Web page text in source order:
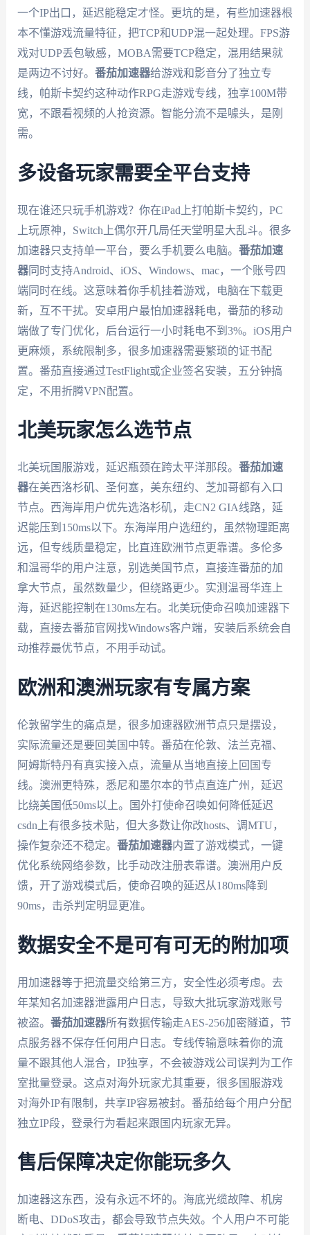
一个IP出口，延迟能稳定才怪。更坑的是，有些加速器根
本不懂游戏流量特征，把TCP和UDP混一起处理。FPS游
戏对UDP丢包敏感，MOBA需要TCP稳定，混用结果就
是两边不讨好。 番茄加速器给游戏和影音分了独立专
线，帕斯卡契约这种动作RPG走游戏专线，独享100M带
宽，不跟看视频的人抢资源。智能分流不是噱头，是刚
需。
多设备玩家需要全平台支持
现在谁还只玩手机游戏？你在iPad上打帕斯卡契约，PC
上玩原神，Switch上偶尔开几局任天堂明星大乱斗。很多
加速器只支持单一平台，要么手机要么电脑。 番茄加速
器同时支持Android、iOS、Windows、mac，一个账号四
端同时在线。这意味着你手机挂着游戏，电脑在下载更
新，互不干扰。安卓用户最怕加速器耗电，番茄的移动
端做了专门优化，后台运行一小时耗电不到3%。iOS用户
更麻烦，系统限制多，很多加速器需要繁琐的证书配
置。番茄直接通过TestFlight或企业签名安装，五分钟搞
定，不用折腾VPN配置。
北美玩家怎么选节点
北美玩国服游戏，延迟瓶颈在跨太平洋那段。 番茄加速
器在美西洛杉矶、圣何塞，美东纽约、芝加哥都有入口
节点。西海岸用户优先选洛杉矶，走CN2 GIA线路，延
迟能压到150ms以下。东海岸用户选纽约，虽然物理距离
远，但专线质量稳定，比直连欧洲节点更靠谱。多伦多
和温哥华的用户注意，别选美国节点，直接连番茄的加
拿大节点，虽然数量少，但绕路更少。实测温哥华连上
海，延迟能控制在130ms左右。北美玩使命召唤加速器下
载，直接去番茄官网找Windows客户端，安装后系统会自
动推荐最优节点，不用手动试。
欧洲和澳洲玩家有专属方案
伦敦留学生的痛点是，很多加速器欧洲节点只是摆设，
实际流量还是要回美国中转。番茄在伦敦、法兰克福、
阿姆斯特丹有真实接入点，流量从当地直接上回国专
线。澳洲更特殊，悉尼和墨尔本的节点直连广州，延迟
比绕美国低50ms以上。国外打使命召唤如何降低延迟
csdn上有很多技术贴，但大多数让你改hosts、调MTU，
操作复杂还不稳定。 番茄加速器内置了游戏模式，一键
优化系统网络参数，比手动改注册表靠谱。澳洲用户反
馈，开了游戏模式后，使命召唤的延迟从180ms降到
90ms，击杀判定明显更准。
数据安全不是可有可无的附加项
用加速器等于把流量交给第三方，安全性必须考虑。去
年某知名加速器泄露用户日志，导致大批玩家游戏账号
被盗。 番茄加速器所有数据传输走AES-256加密隧道，节
点服务器不保存任何用户日志。专线传输意味着你的流
量不跟其他人混合，IP独享，不会被游戏公司误判为工作
室批量登录。这点对海外玩家尤其重要，很多国服游戏
对海外IP有限制，共享IP容易被封。番茄给每个用户分配
独立IP段，登录行为看起来跟国内玩家无异。
售后保障决定你能玩多久
加速器这东西，没有永远不坏的。海底光缆故障、机房
断电、DDoS攻击，都会导致节点失效。个人用户不可能